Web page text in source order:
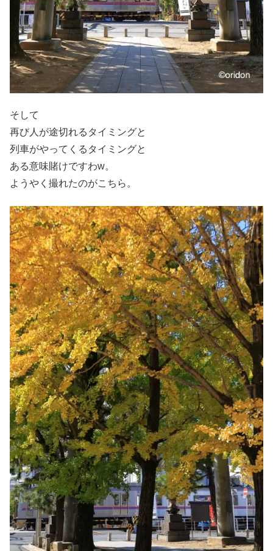
そして
再び人が途切れるタイミングと
列車がやってくるタイミングと
ある意味賭けですわw。
ようやく撮れたのがこちら。